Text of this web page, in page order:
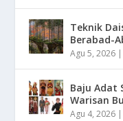
Teknik
Berabad-
Agu 5, 2026 |
Baju Adat
Warisan
Agu 4, 2026 |